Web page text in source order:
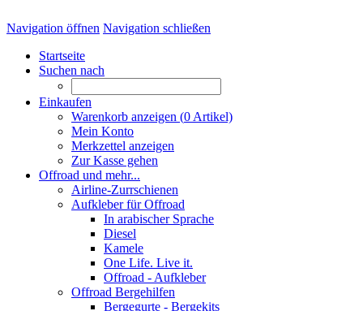
Navigation öffnen Navigation schließen
Startseite
Suchen nach
Einkaufen
Warenkorb anzeigen (0 Artikel)
Mein Konto
Merkzettel anzeigen
Zur Kasse gehen
Offroad und mehr...
Airline-Zurrschienen
Aufkleber für Offroad
In arabischer Sprache
Diesel
Kamele
One Life. Live it.
Offroad - Aufkleber
Offroad Bergehilfen
Bergegurte - Bergekits